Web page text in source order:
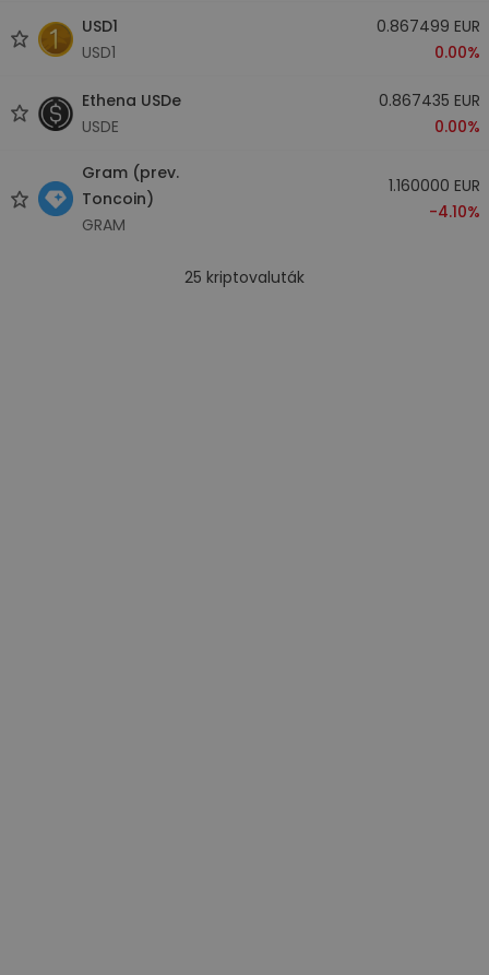
USD1
USD1
0.867499 EUR
0.00%
Ethena USDe
USDE
0.867435 EUR
0.00%
Gram (prev.
Toncoin)
GRAM
1.160000 EUR
-4.10%
25 kriptovaluták